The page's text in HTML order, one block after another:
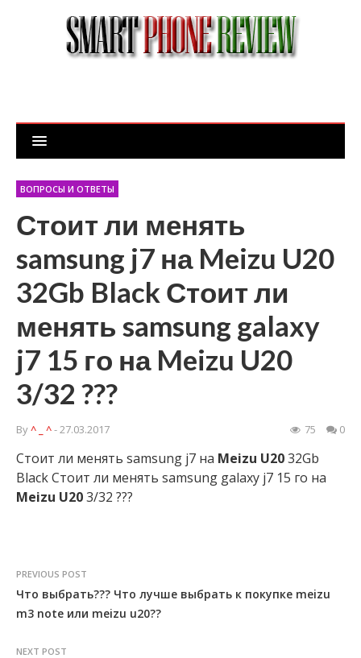
ВОПРОСЫ И ОТВЕТЫ
Стоит ли менять
samsung j7 на Meizu U20
32Gb Black Стоит ли
менять samsung galaxy
j7 15 го на Meizu U20
3/32 ???
By^ _ ^- 27.03.2017 75 0
Стоит ли менять samsung j7 на Meizu U2032Gb
Black Стоит ли менять samsung galaxy j7 15 го на
Meizu U203/32 ???
PREVIOUS POST
Что выбрать??? Что лучше выбрать к покупке meizu
m3 note или meizu u20??
NEXT POST